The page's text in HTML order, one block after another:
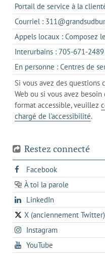
Portail de service à la
Courriel :
Appels locaux : Composez
Interurbains : 705-671-2489
En personne : Centres de
Si vous avez des
Web ou si vous avez
format accessible, veuillez
chargé de l'accessibilité.
Restez connecté
Facebooks'ouvre
dans
un
onglet
À toi la parole
opens
in
a
new
tab
LinkedInopens
in
a
new
X (anciennement Twitter)
s'ouvre
dans
un
nouvel
Instagrams'ouvre
dans
un
YouTube
dans